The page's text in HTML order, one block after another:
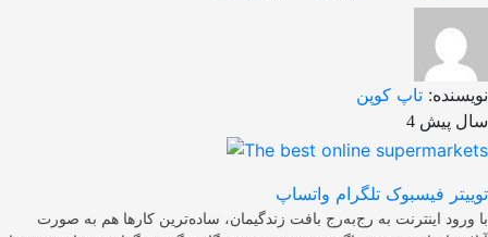
نویسنده: تاپ کوپن
4 سال پیش
توییتر فیسبوک تلگرام واتساپ
با ورود اینترنت به رج‌به‌رج بافت زندگیمان، ساده‌ترین کارها هم به صورت